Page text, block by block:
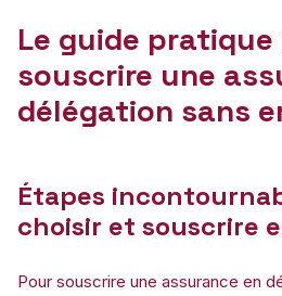
Le guide
souscrire une
délégation sans
Étapes
choisir et souscrire
Pour souscrire une assurance en